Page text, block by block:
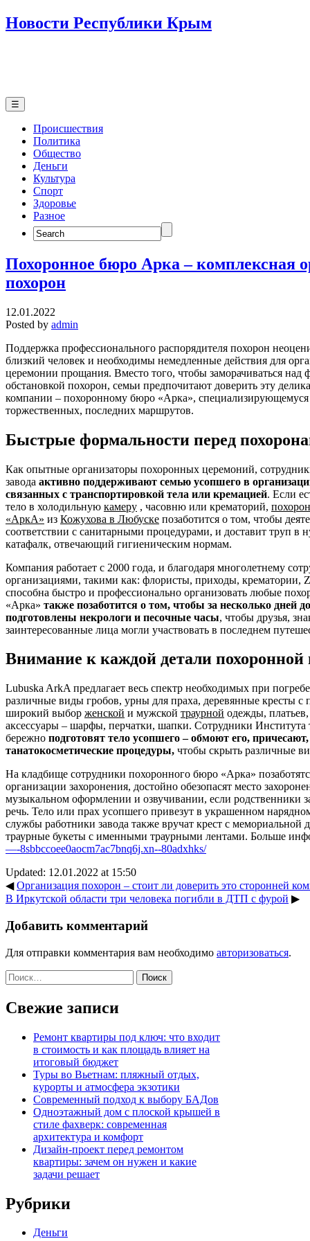
Новости Республики Крым
☰
Происшествия
Политика
Общество
Деньги
Культура
Спорт
Здоровье
Разное
Search
for:
Похоронное бюро Арка – комплексная
похорон
12.01.2022
Posted by admin
Поддержка профессионального распорядителя похорон
близкий человек и необходимы немедленные действия для
церемонии прощания. Вместо того, чтобы заморачиваться над
обстановкой похорон, семьи предпочитают доверить эту
компании – похоронному бюро «Арка», специализирующемуся
торжественных, последних маршрутов.
Быстрые формальности перед
Как опытные организаторы похоронных церемоний,
завода активно поддерживают семью усопшего в
связанных с транспортировкой тела или кремацией. Если
тело в холодильную камеру , часовню или крематорий,
«АркА» из Кожухова в Любуске позаботится о том, чтобы
соответствии с санитарными процедурами, и доставит труп в
катафалк, отвечающий гигиеническим нормам.
Компания работает с 2000 года, и благодаря многолетнему
организациями, такими как: флористы, приходы, крематории,
способна быстро и профессионально организовать любые
«Арка» также позаботится о том, чтобы за несколько дней
подготовлены некрологи и песочные часы, чтобы друзья,
заинтересованные лица могли участвовать в последнем
Внимание к каждой детали похоронной
Lubuska ArkA предлагает весь спектр необходимых при
различные виды гробов, урны для праха, деревянные кресты с
широкий выбор женской и мужской траурной одежды,
аксессуары – шарфы, перчатки, шапки. Сотрудники Института
бережно подготовят тело усопшего – обмоют его,
танатокосметические процедуры, чтобы скрыть различные
На кладбище сотрудники похоронного бюро «Арка»
организации захоронения, достойно обезопасят место
музыкальном оформлении и озвучивании, если родственники
речь. Тело или прах усопшего привезут в украшенном
службы работники завода также вручат крест с мемориальной
траурные букеты с именными траурными лентами. Больше
—-8sbbccoee0aocm7ac7bnq6j.xn--80adxhks/
Updated: 12.01.2022 at 15:50
◀Организация похорон – стоит ли доверить это сторонней
В Иркутской области три человека погибли в ДТП с фурой ▶
Добавить комментарий
Для отправки комментария вам необходимо авторизоваться.
Найти:
Свежие записи
Ремонт квартиры под ключ: что входит
в стоимость и как площадь влияет на
итоговый бюджет
Туры во Вьетнам: пляжный отдых,
курорты и атмосфера экзотики
Современный подход к выбору БАДов
Одноэтажный дом с плоской крышей в
стиле фахверк: современная
архитектура и комфорт
Дизайн-проект перед ремонтом
квартиры: зачем он нужен и какие
задачи решает
Рубрики
Деньги